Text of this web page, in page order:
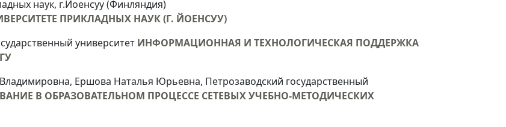
наук, г.Йоенсуу (Финляндия)
ПРИКЛАДНЫХ НАУК (Г. ЙОЕНСУУ)
университет ИНФОРМАЦИОННАЯ И ТЕХНОЛОГИЧЕСКАЯ ПОДДЕРЖКА
Ершова Наталья Юрьевна, Петрозаводский государственный
В ОБРАЗОВАТЕЛЬНОМ ПРОЦЕССЕ СЕТЕВЫХ УЧЕБНО-МЕТОДИЧЕСКИХ